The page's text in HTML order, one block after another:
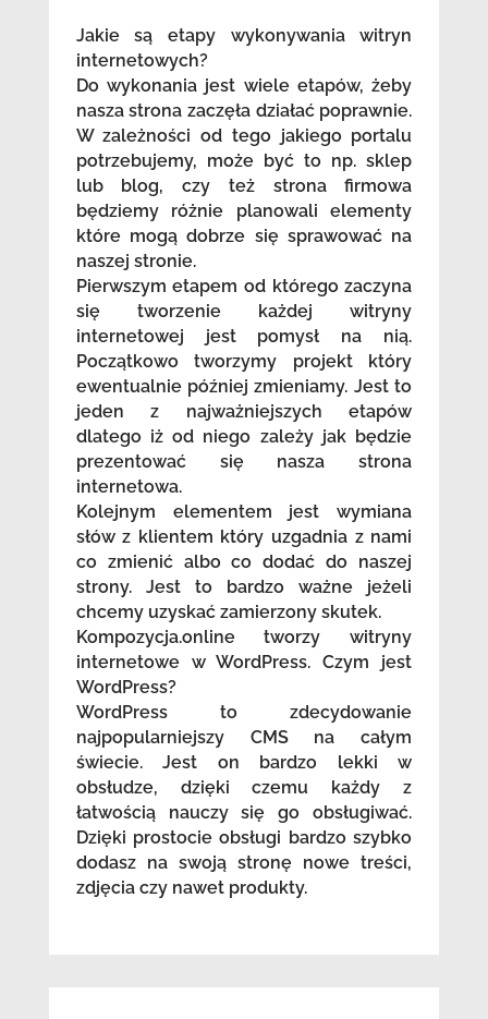
Jakie są etapy wykonywania witryn
internetowych?
Do wykonania jest wiele etapów, żeby
nasza strona zaczęła działać poprawnie.
W zależności od tego jakiego portalu
potrzebujemy, może być to np. sklep
lub blog, czy też strona firmowa
będziemy różnie planowali elementy
które mogą dobrze się sprawować na
naszej stronie.
Pierwszym etapem od którego zaczyna
się tworzenie każdej witryny
internetowej jest pomysł na nią.
Początkowo tworzymy projekt który
ewentualnie później zmieniamy. Jest to
jeden z najważniejszych etapów
dlatego iż od niego zależy jak będzie
prezentować się nasza strona
internetowa.
Kolejnym elementem jest wymiana
słów z klientem który uzgadnia z nami
co zmienić albo co dodać do naszej
strony. Jest to bardzo ważne jeżeli
chcemy uzyskać zamierzony skutek.
Kompozycja.online tworzy witryny
internetowe w WordPress. Czym jest
WordPress?
WordPress to zdecydowanie
najpopularniejszy CMS na całym
świecie. Jest on bardzo lekki w
obsłudze, dzięki czemu każdy z
łatwością nauczy się go obsługiwać.
Dzięki prostocie obsługi bardzo szybko
dodasz na swoją stronę nowe treści,
zdjęcia czy nawet produkty.